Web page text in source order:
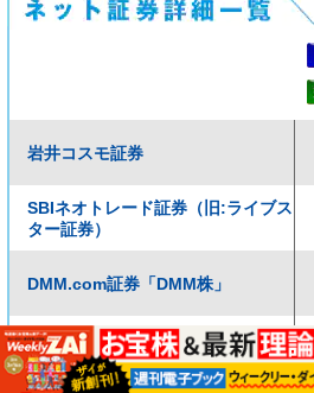
岩井コスモ証券
SBIネオトレード証券（旧:ライブス
ター証券）
DMM.com証券「DMM株」
三菱UFJ eスマート証券（旧:auカ
ブコム証券）